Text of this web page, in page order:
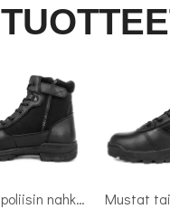
Mustat poliisin nahkaiset taktiset saappaat 4112